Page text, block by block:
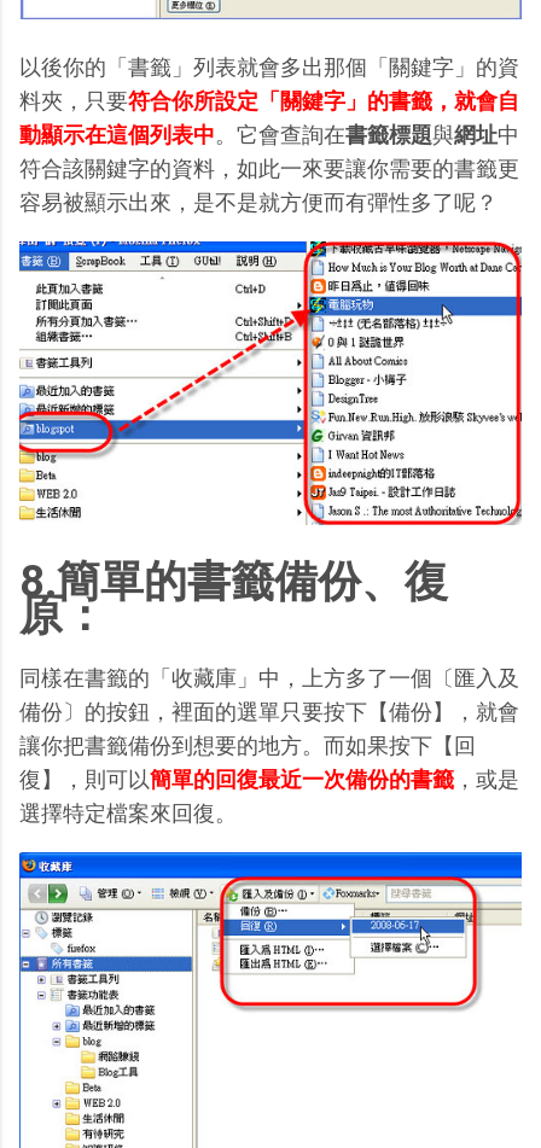
以後你的「書籤」列表就會多出那個「關鍵字」的資
料夾，只要符合你所設定「關鍵字」的書籤，就會自
動顯示在這個列表中。它會查詢在書籤標題與網址中
符合該關鍵字的資料，如此一來要讓你需要的書籤更
容易被顯示出來，是不是就方便而有彈性多了呢？
8.簡單的書籤備份、復
原：
同樣在書籤的「收藏庫」中，上方多了一個〔匯入及
備份〕的按鈕，裡面的選單只要按下【備份】，就會
讓你把書籤備份到想要的地方。而如果按下【回
復】，則可以簡單的回復最近一次備份的書籤 ，或是
選擇特定檔案來回復。